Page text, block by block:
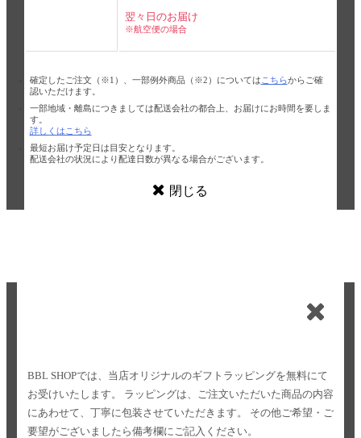
翌々日のお届け
※航空便の場合
確定したご注文（※1）、一部例外商品（※2）については こちらからご確
認いただけます。
一部地域・離島につきましては配送会社の都合上、お届けにお時間を要しま
す。
詳しくはこちら
最短お届け予定日は目安となります。
配送会社の状況により配達日数が異なる場合がございます。
閉じる
BBL SHOPでは、当店オリジナルのギフトラッピングを無料にて
お受けいたします。
ラッピングは、ご注文いただいた商品の内容
にあわせて、丁寧に包装させていただきます。
その他ご希望・ご
要望がございましたら備考欄にご記入ください。